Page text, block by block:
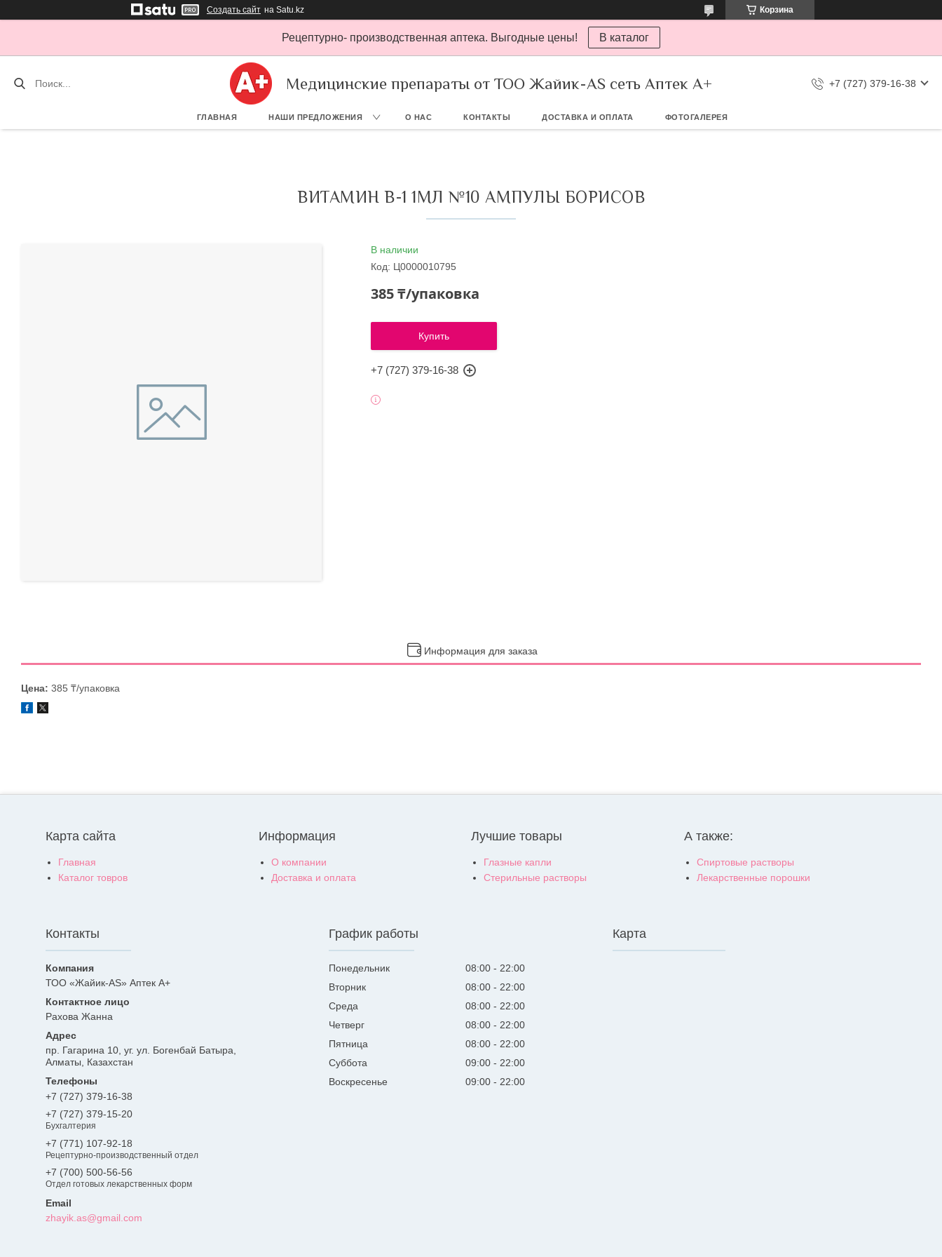
Создать сайт на Satu.kz Корзина
Рецептурно- производственная аптека. Выгодные цены! В каталог
Медицинские препараты от ТОО Жайик-AS сеть Аптек А+ +7 (727) 379-16-38
ГЛАВНАЯ НАШИ ПРЕДЛОЖЕНИЯ О НАС КОНТАКТЫ ДОСТАВКА И ОПЛАТА ФОТОГАЛЕРЕЯ
ВИТАМИН В-1 1МЛ №10 АМПУЛЫ БОРИСОВ
В наличии
Код: Ц0000010795
385 ₸/упаковка
Купить
+7 (727) 379-16-38
Информация для заказа
Цена: 385 ₸/упаковка
Карта сайта
Главная
Каталог товров
Информация
О компании
Доставка и оплата
Лучшие товары
Глазные капли
Стерильные растворы
А также:
Спиртовые растворы
Лекарственные порошки
Контакты
ТОО «Жайик-AS» Аптек А+
Рахова Жанна
пр. Гагарина 10, уг. ул. Богенбай Батыра,
Алматы, Казахстан
+7 (727) 379-16-38
+7 (727) 379-15-20
Бухгалтерия
+7 (771) 107-92-18
Рецептурно-производственный отдел
+7 (700) 500-56-56
Отдел готовых лекарственных форм
zhayik.as@gmail.com
График работы
Понедельник 08:00
22:00
Вторник
08:00
22:00
Среда
08:00
22:00
Четверг
08:00
22:00
Пятница
08:00
22:00
Суббота
09:00
22:00
Воскресенье
09:00 22:00
Карта